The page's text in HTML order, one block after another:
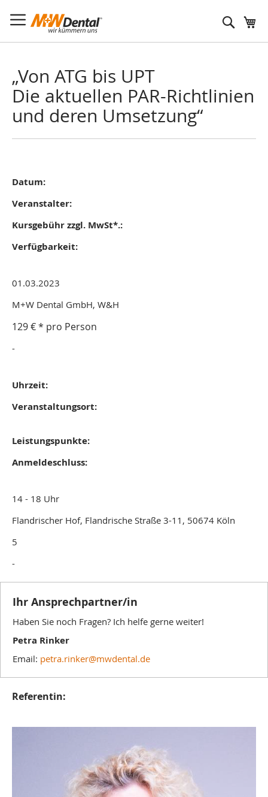
Suche
„Von ATG bis UPT
Die aktuellen PAR-Richtlinien
und deren Umsetzung“
Datum:
Veranstalter:
Kursgebühr zzgl. MwSt*.:
Verfügbarkeit:
01.03.2023
M+W Dental GmbH, W&H
129 € * pro Person
-
Uhrzeit:
Veranstaltungsort:
Leistungspunkte:
Anmeldeschluss:
14 - 18 Uhr
Flandrischer Hof, Flandrische Straße 3-11, 50674 Köln
5
-
Ihr Ansprechpartner/in
Haben Sie noch Fragen? Ich helfe gerne weiter!
Petra Rinker
Email: petra.rinker@mwdental.de
Referentin: